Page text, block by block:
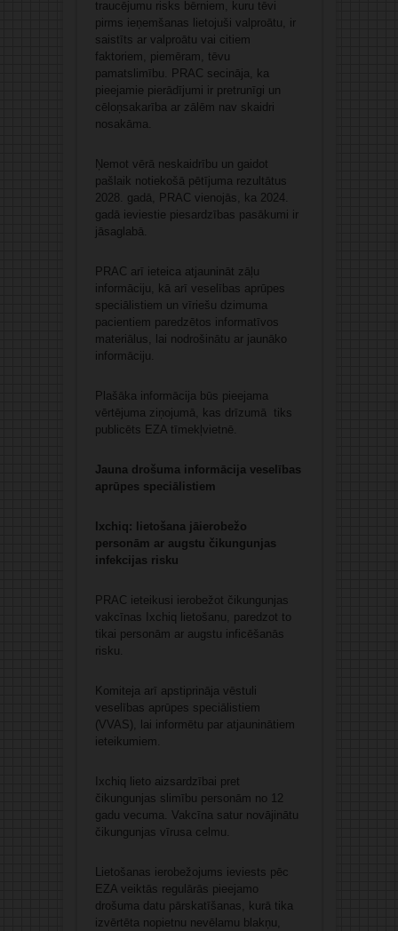
traucējumu risks bērniem, kuru tēvi
pirms ieņemšanas lietojuši valproātu, ir
saistīts ar valproātu vai citiem
faktoriem, piemēram, tēvu
pamatslimību. PRAC secināja, ka
pieejamie pierādījumi ir pretrunīgi un
cēloņsakarība ar zālēm nav skaidri
nosakāma.
Ņemot vērā neskaidrību un gaidot
pašlaik notiekošā pētījuma rezultātus
2028. gadā, PRAC vienojās, ka 2024.
gadā ieviestie piesardzības pasākumi ir
jāsaglabā.
PRAC arī ieteica atjaunināt zāļu
informāciju, kā arī veselības aprūpes
speciālistiem un vīriešu dzimuma
pacientiem paredzētos informatīvos
materiālus, lai nodrošinātu ar jaunāko
informāciju.
Plašāka informācija būs pieejama
vērtējuma ziņojumā, kas drīzumā tiks
publicēts EZA tīmekļvietnē.
Jauna drošuma informācija veselības
aprūpes speciālistiem
Ixchiq: lietošana jāierobežo
personām ar augstu čikungunjas
infekcijas risku
PRAC ieteikusi ierobežot čikungunjas
vakcīnas Ixchiq lietošanu, paredzot to
tikai personām ar augstu inficēšanās
risku.
Komiteja arī apstiprināja vēstuli
veselības aprūpes speciālistiem
(VVAS), lai informētu par atjauninātiem
ieteikumiem.
Ixchiq lieto aizsardzībai pret
čikungunjas slimību personām no 12
gadu vecuma. Vakcīna satur novājinātu
čikungunjas vīrusa celmu.
Lietošanas ierobežojums ieviests pēc
EZA veiktās regulārās pieejamo
drošuma datu pārskatīšanas, kurā tika
izvērtēta nopietnu nevēlamu blakņu,